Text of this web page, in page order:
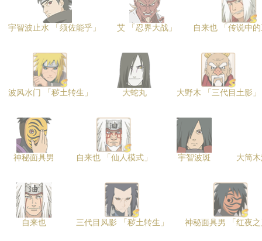
宇智波止水 「须佐能乎」 艾 「忍界大战」 自来也 「传说中
波风水门 「秽土转生」 大蛇丸 大野木 「三代目土影」
神秘面具男 自来也 「仙人模式」 宇智波斑 大筒
自来也 三代目风影 「秽土转生」 神秘面具男 「红夜